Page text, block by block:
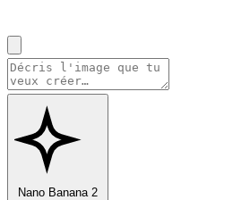
Nano Banana 2